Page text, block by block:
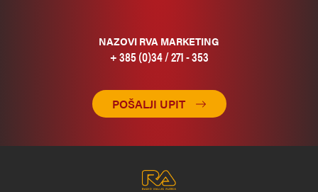
NAZOVI RVA MARKETING
+ 385 (0)34 / 271 - 353
POŠALJI UPIT